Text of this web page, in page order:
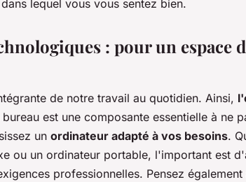
lequel vous vous sentez bien.
: pour un espace
de notre travail au quotidien. Ainsi,
est une composante essentielle à ne
un ordinateur adapté à vos besoins.
ou un ordinateur portable, l'important est
professionnelles. Pensez